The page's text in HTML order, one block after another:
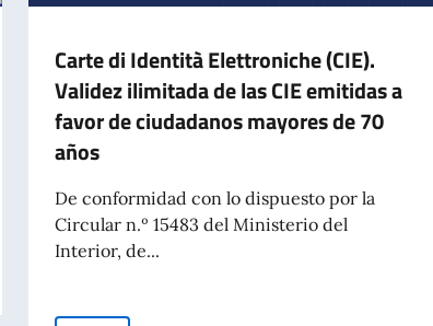
Carte di Identità Elettroniche (CIE).
Validez ilimitada de las CIE emitidas a
favor de ciudadanos mayores de 70
años
De conformidad con lo dispuesto por la
Circular n.º 15483 del Ministerio del
Interior, de...